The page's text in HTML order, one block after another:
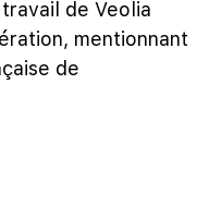
de Veolia
mentionnant
de